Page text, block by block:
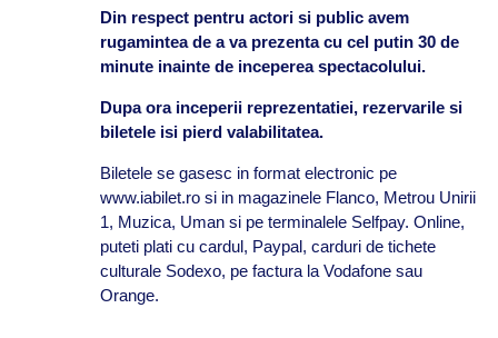
Din respect pentru actori si public avem
rugamintea de a va prezenta cu cel putin 30 de
minute inainte de inceperea spectacolului.
Dupa ora inceperii reprezentatiei, rezervarile si
biletele isi pierd valabilitatea.
Biletele se gasesc in format electronic pe
www.iabilet.ro si in magazinele Flanco, Metrou Unirii
1, Muzica, Uman si pe terminalele Selfpay. Online,
puteti plati cu cardul, Paypal, carduri de tichete
culturale Sodexo, pe factura la Vodafone sau
Orange.